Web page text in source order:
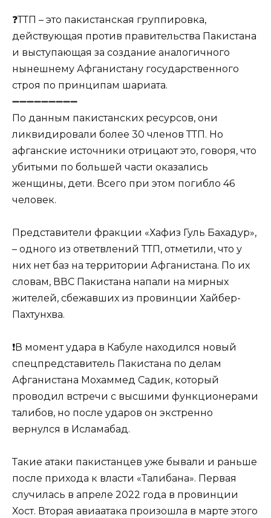
❓ТТП – это пакистанская группировка,
действующая против правительства Пакистана
и выступающая за создание аналогичного
нынешнему Афганистану государственного
строя по принципам шариата.
➖➖➖➖➖➖➖➖➖
По данным пакистанских ресурсов, они
ликвидировали более 30 членов ТТП. Но
афганские источники отрицают это, говоря, что
убитыми по большей части оказались
женщины, дети. Всего при этом погибло 46
человек.
Представители фракции «Хафиз Гуль Бахадур»,
– одного из ответвлений ТТП, отметили, что у
них нет баз на территории Афганистана. По их
словам, ВВС Пакистана напали на мирных
жителей, сбежавших из провинции Хайбер-
Пахтунхва.
❗️В момент удара в Кабуле находился новый
спецпредставитель Пакистана по делам
Афганистана Мохаммед Садик, который
проводил встречи с высшими функционерами
талибов, но после ударов он экстренно
вернулся в Исламабад.
Такие атаки пакистанцев уже бывали и раньше
после прихода к власти «Талибана». Первая
случилась в апреле 2022 года в провинции
Хост. Вторая авиаатака произошла в марте этого